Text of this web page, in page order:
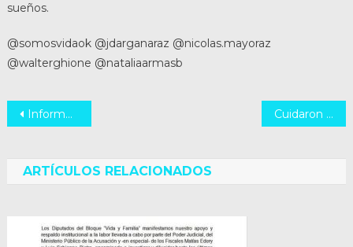
sueños.
@somosvidaok @jdarganaraz @nicolas.mayoraz
@walterghione @nataliaarmasb
Navegación
entradas
Informe 10 meses de Gestión Cuidaron a Abuelos contagiados de Covid en Geriatrico de Chovet
ARTÍCULOS RELACIONADOS